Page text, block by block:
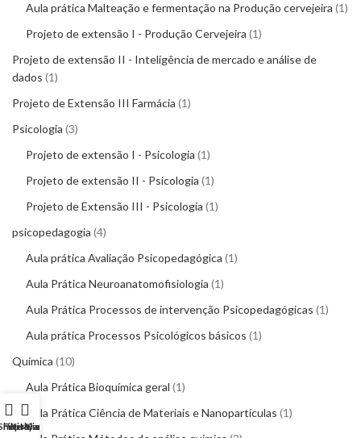
Aula prática Malteação e fermentação na Produção cervejeira 1
Projeto de extensão I - Produção Cervejeira 1
Projeto de extensão II - Inteligência de mercado e análise de
dados 1
Projeto de Extensão III Farmácia 1
Psicologia 3
Projeto de extensão I - Psicologia 1
Projeto de extensão II - Psicologia 1
Projeto de Extensão III - Psicologia 1
psicopedagogia 4
Aula prática Avaliação Psicopedagógica 1
Aula Prática Neuroanatomofisiologia 1
Aula Prática Processos de intervenção Psicopedagógicas 1
Aula prática Processos Psicológicos básicos 1
Química 10
Aula Prática Bioquímica geral 1
Aula Prática Ciência de Materiais e Nanopartículas 1
Filters
Wishlist
Cart
My account